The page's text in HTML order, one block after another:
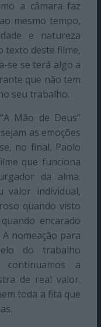
a câmara faz
mesmo tempo,
e natureza
texto deste filme,
se se terá algo a
que não tem
seu trabalho.
Mão de Deus”
as emoções
no final, Paolo
que funciona
da alma.
valor individual,
quando visto
encarado
nomeação para
do trabalho
continuamos a
de real valor.
toda a fita que